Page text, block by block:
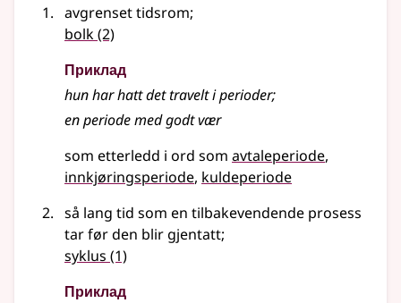
avgrenset tidsrom;
bolk(2)
Приклад
hun har hatt det travelt i perioder;
enperiodemed godt vær
som etterledd i ord som avtaleperiode
innkjøringsperiode kuldeperiode
så lang tid som en tilbakevendende prosess
tar før den blir gjentatt;
syklus (1)
Приклад